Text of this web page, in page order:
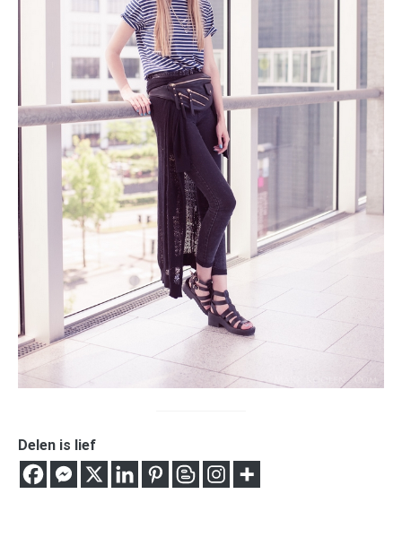
Delen is lief